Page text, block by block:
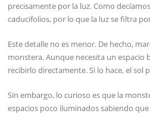
precisamente por la luz. Como
caducifolios, por lo que la luz se filtra
Este detalle no es menor. De hecho,
monstera. Aunque necesita un espacio
recibirlo directamente. Si lo hace, el sol
Sin embargo, lo curioso es que la
espacios poco iluminados sabiendo